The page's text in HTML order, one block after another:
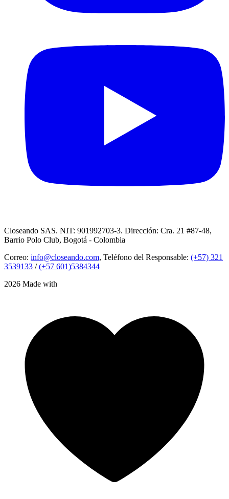
Closeando SAS. NIT: 901992703-3. Dirección: Cra. 21 #87-48,
Barrio Polo Club, Bogotá - Colombia
Correo: info@closeando.com, Teléfono del Responsable: (+57) 321
3539133 /(+57 601)5384344
2026 Made with